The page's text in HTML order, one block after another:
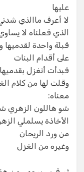
عليها
لا أعرف ماالذي
الذي فعلناه لا
قبلة واحدة
على أقدام البنات
فبدأت أتغزل
وقلت لها من كلام
معناه:
شو هاللون الزهري
الأخاذة يسلملي
من ورد الريحان
وغيره من الغزل